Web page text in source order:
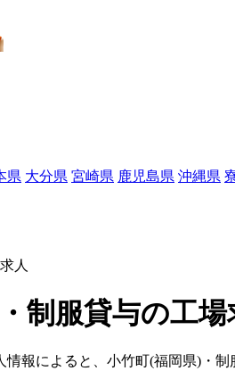
県 大分県 宮崎県 鹿児島県 沖縄県
人
制服貸与の工
情報によると、小竹町(福岡県)・